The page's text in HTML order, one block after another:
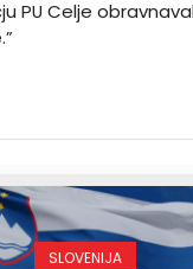
PU Celje
SLOVENIJA